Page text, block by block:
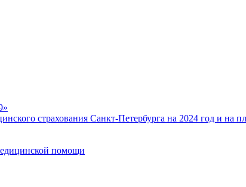
страхования Санкт-Петербурга на 2024 год и на
помощи